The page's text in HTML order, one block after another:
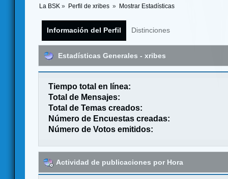
La BSK » Perfil de xribes » Mostrar Estadísticas
Información del Perfil Distinciones
Estadísticas Generales - xribes
Tiempo total en línea:
Total de Mensajes:
Total de Temas creados:
Número de Encuestas creadas:
Número de Votos emitidos:
Actividad de publicaciones por Hora